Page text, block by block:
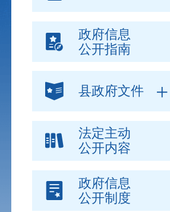
政府信息
公开指南
县政府文件
法定主动
公开内容
政府信息
公开制度